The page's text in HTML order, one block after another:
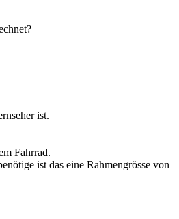
ist.
Fahrrad.
ist das eine Rahmengrösse von